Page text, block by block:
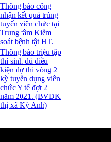
Thông báo công
nhận kết quả trúng
tuyển viên chức tại
Trung tâm Kiểm
soát bệnh tật HT.
Thông báo triệu tập
thí sinh đủ điều
kiện dự thi vòng 2
kỳ tuyển dụng viên
chức Y tế đợt 2
năm 2021. (BVĐK
thị xã Kỳ Anh)